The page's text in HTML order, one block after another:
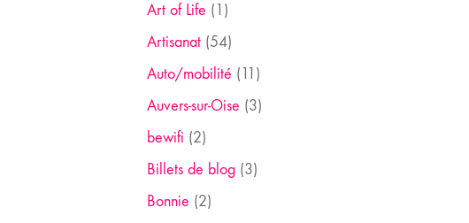
Art of Life (1)
Artisanat(54)
Auto/mobilité (11)
Auvers-sur-Oise (3)
bewifi (2)
Billets de blog(3)
Bonnie (2)